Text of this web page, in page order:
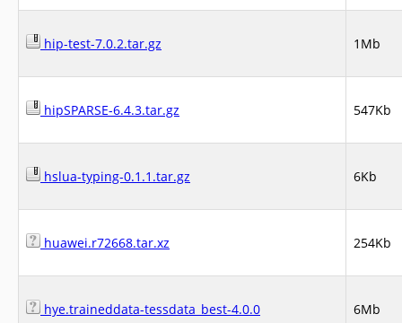
hip-test-7.0.2.tar.gz 1Mb
hipSPARSE-6.4.3.tar.gz 547Kb
hslua-typing-0.1.1.tar.gz 6Kb
huawei.r72668.tar.xz 254Kb
hye.traineddata-tessdata_best-4.0.0 6Mb